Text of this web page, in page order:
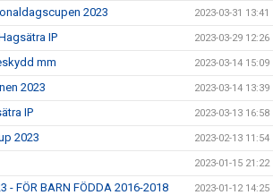
2023 2023-03-31 13:41
IP 2023-03-29 12:26
mm 2023-03-14 15:09
2023 2023-03-14 13:39
IP 2023-03-13 16:58
2023 2023-02-13 11:54
2023-01-15 21:22
- FÖR BARN FÖDDA 2016-2018 2023-01-12 14:25